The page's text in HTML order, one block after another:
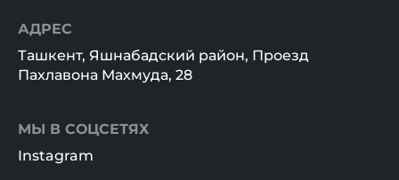
АДРЕС
Ташкент, Яшнабадский район, Проезд
Пахлавона Махмуда, 28
МЫ В СОЦСЕТЯХ
Instagram